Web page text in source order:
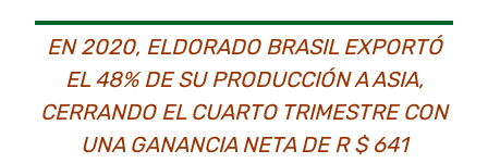
EN 2020, ELDORADO BRASIL EXPORTÓ
EL 48% DE SU PRODUCCIÓN A ASIA,
CERRANDO EL CUARTO TRIMESTRE CON
UNA GANANCIA NETA DE R $ 641